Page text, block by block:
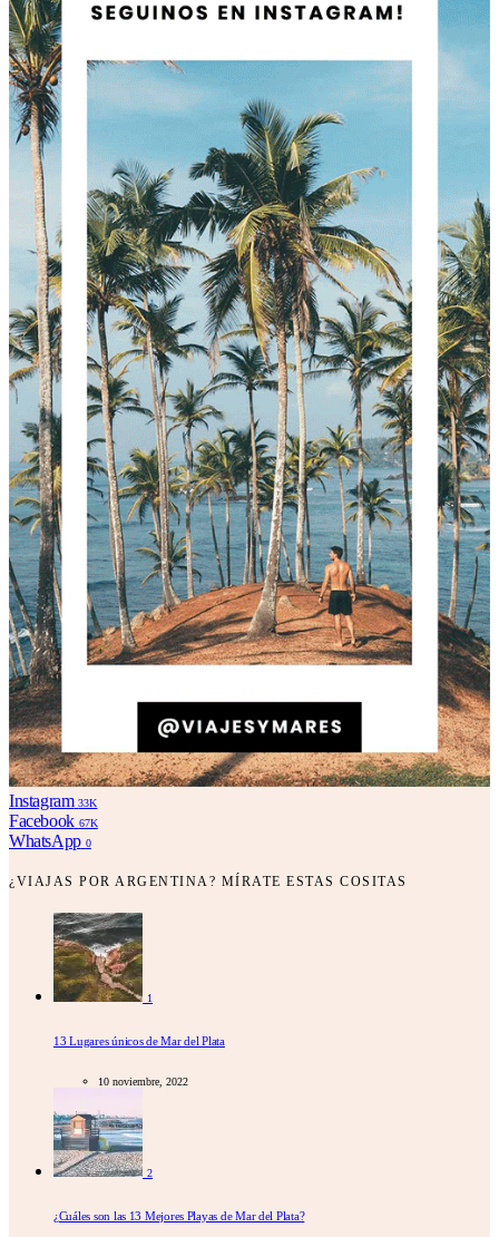
Instagram 33K
Facebook 67K
WhatsApp 0
¿VIAJAS POR ARGENTINA? MÍRATE ESTAS COSITAS
1
13 Lugares únicos de Mar del Plata
10 noviembre, 2022
2
¿Cuáles son las 13 Mejores Playas de Mar del Plata?